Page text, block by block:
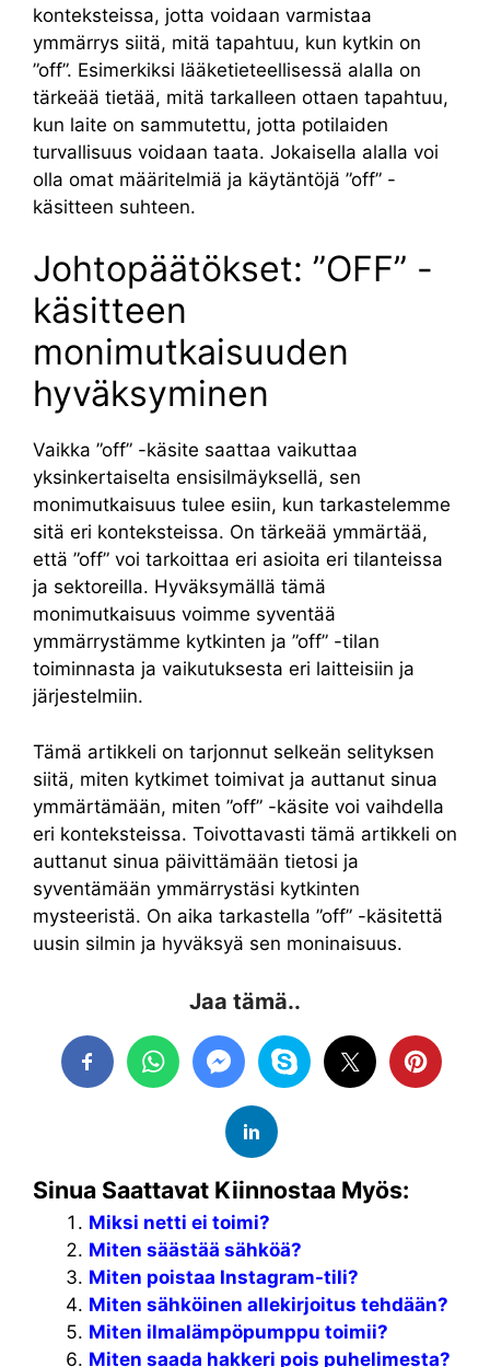
konteksteissa, jotta voidaan varmistaa
ymmärrys siitä, mitä tapahtuu, kun kytkin on
”off”. Esimerkiksi lääketieteellisessä alalla on
tärkeää tietää, mitä tarkalleen ottaen tapahtuu,
kun laite on sammutettu, jotta potilaiden
turvallisuus voidaan taata. Jokaisella alalla voi
olla omat määritelmiä ja käytäntöjä ”off” -
käsitteen suhteen.
Johtopäätökset: ”OFF” -
käsitteen
monimutkaisuuden
hyväksyminen
Vaikka ”off” -käsite saattaa vaikuttaa
yksinkertaiselta ensisilmäyksellä, sen
monimutkaisuus tulee esiin, kun tarkastelemme
sitä eri konteksteissa. On tärkeää ymmärtää,
että ”off” voi tarkoittaa eri asioita eri tilanteissa
ja sektoreilla. Hyväksymällä tämä
monimutkaisuus voimme syventää
ymmärrystämme kytkinten ja ”off” -tilan
toiminnasta ja vaikutuksesta eri laitteisiin ja
järjestelmiin.
Tämä artikkeli on tarjonnut selkeän selityksen
siitä, miten kytkimet toimivat ja auttanut sinua
ymmärtämään, miten ”off” -käsite voi vaihdella
eri konteksteissa. Toivottavasti tämä artikkeli on
auttanut sinua päivittämään tietosi ja
syventämään ymmärrystäsi kytkinten
mysteeristä. On aika tarkastella ”off” -käsitettä
uusin silmin ja hyväksyä sen moninaisuus.
Jaa tämä..
Sinua Saattavat Kiinnostaa Myös:
Miksi netti ei toimi?
Miten säästää sähköä?
Miten poistaa Instagram-tili?
Miten sähköinen allekirjoitus tehdään?
Miten ilmalämpöpumppu toimii?
Miten saada hakkeri pois puhelimesta?